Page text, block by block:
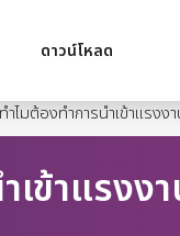
ดาวน์โหลด
ำไมต้องทำการนำเข้าแรงง
เข้าแรง